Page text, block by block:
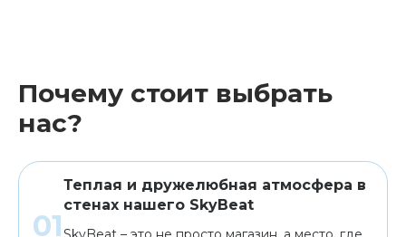
Клавишные Сувениры, подарки
Аренда
Почему стоит выбрать
нас?
Теплая и дружелюбная атмосфера в
стенах нашего SkyBeat